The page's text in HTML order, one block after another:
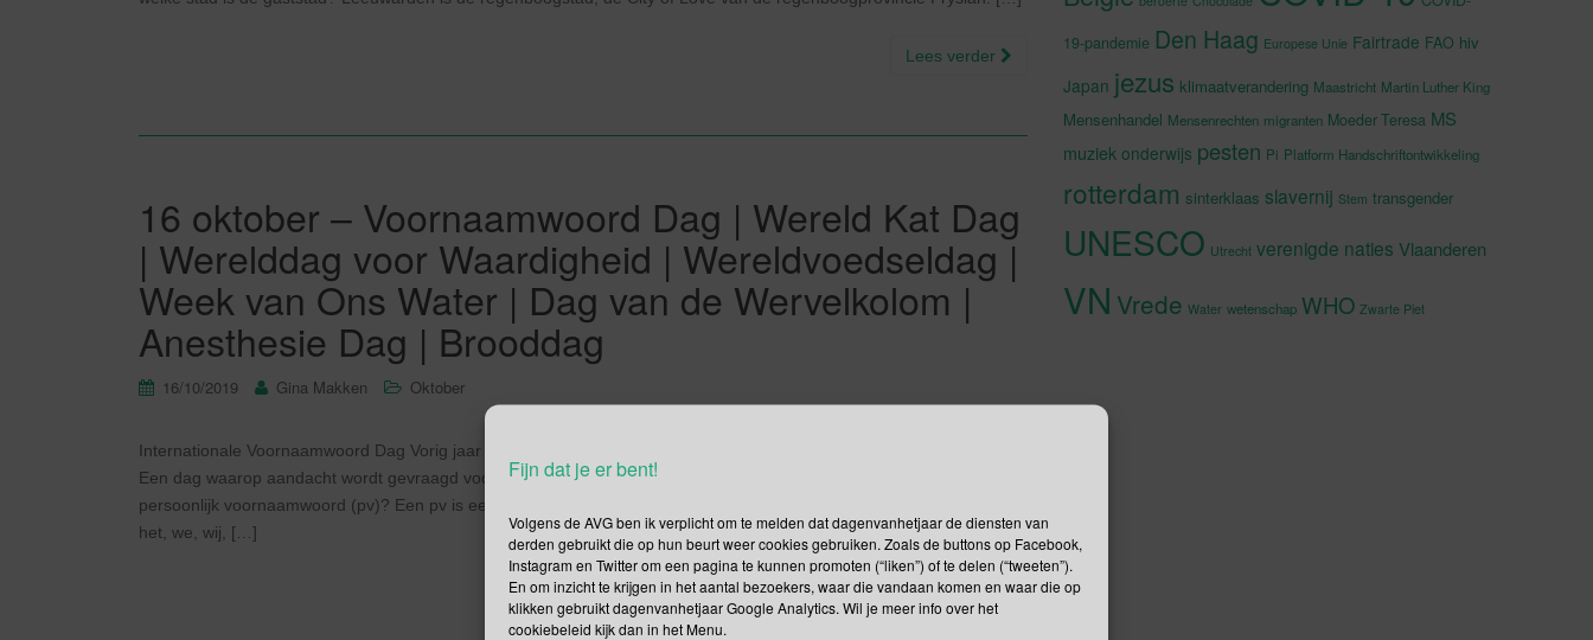
Fijn dat je er bent!
Volgens de AVG ben ik verplicht om te melden dat dagenvanhetjaar de diensten van
derden gebruikt die op hun beurt weer cookies gebruiken. Zoals de buttons op Facebook,
Instagram en Twitter om een pagina te kunnen promoten (“liken”) of te delen (“tweeten”).
En om inzicht te krijgen in het aantal bezoekers, waar die vandaan komen en waar die op
klikken gebruikt dagenvanhetjaar Google Analytics. Wil je meer info over het
cookiebeleid kijk dan in het Menu.
Lees verder
16 oktober – Voornaamwoord Dag | Wereld Kat Dag
| Werelddag voor Waardigheid | Wereldvoedseldag |
Week van Ons Water | Dag van de Wervelkolom |
Anesthesie Dag | Brooddag
16/10/2019 Gina Makken Oktober
Internationale Voornaamwoord Dag Vorig jaar werd voor de eerste keer Internationale Pronouns Day georganiseerd.
Een dag waarop aandacht wordt gevraagd voor het persoonlijk (binaire) voornaamwoord. Wat wordt bedoeld met een
persoonlijk voornaamwoord (pv)? Een pv is een woord dat personen aanduidt. Dat zijn: ik, je, jij, jou, me, mij, u, hij, zij,
het, we, wij, […]
Lees verder
19-pandemie Den Haag Europese Unie Fairtrade FAO hiv
Japan jezus klimaatverandering Maastricht Martin Luther King
Mensenhandel Mensenrechten migranten Moeder Teresa MS
muziek onderwijs pesten Pi Platform Handschriftontwikkeling
rotterdam sinterklaas slavernij Stem transgender
UNESCO Utrecht verenigde naties Vlaanderen
VN Vrede Water wetenschap WHO Zwarte Piet